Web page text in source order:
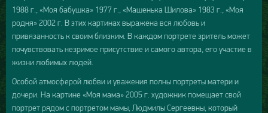
1988 г., «Моя бабушка» 1977 г., «Машенька Шилова» 1983 г., «Моя
родня» 2002 г. В этих картинах выражена вся любовь и
привязанность к своим близким. В каждом портрете зритель может
почувствовать незримое присутствие и самого автора, его участие в
жизни любимых людей.
Особой атмосферой любви и уважения полны портреты матери и
дочери. На картине «Моя мама» 2005 г. художник помещает свой
портрет рядом с портретом мамы, Людмилы Сергеевны, который